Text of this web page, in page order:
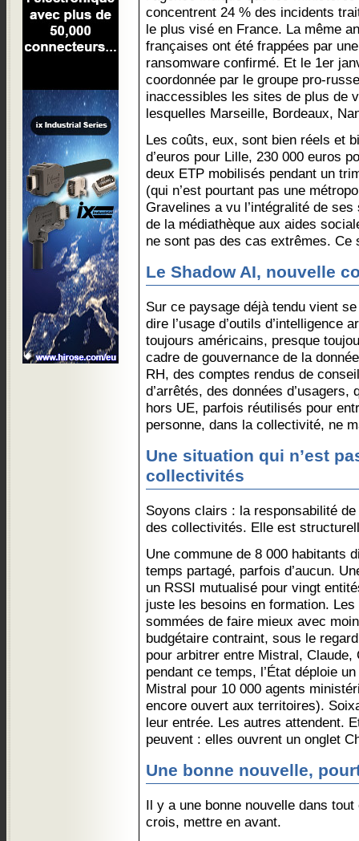
concentrent 24 % des incidents
le plus visé en France. La même
françaises ont été frappées par
ransomware confirmé. Et le 1er
coordonnée par le groupe pro-
inaccessibles les sites de plus de
lesquelles Marseille, Bordeaux,
Les coûts, eux, sont bien réels et
d’euros pour Lille, 230 000 euros
deux ETP mobilisés pendant un
(qui n’est pourtant pas une
Gravelines a vu l’intégralité de
de la médiathèque aux aides
ne sont pas des cas extrêmes. Ce
Le Shadow AI, nouvelle
Sur ce paysage déjà tendu vient
dire l’usage d’outils d’intelligence
toujours américains, presque
cadre de gouvernance de la
RH, des comptes rendus de
d’arrêtés, des données
hors UE, parfois réutilisés pour
personne, dans la collectivité, ne
Une situation qui n’est
collectivités
Soyons clairs : la responsabilité
des collectivités. Elle est
Une commune de 8 000 habitants
temps partagé, parfois d’aucun.
un RSSI mutualisé pour vingt
juste les besoins en formation.
sommées de faire mieux avec
budgétaire contraint, sous le
pour arbitrer entre Mistral, Claude,
pendant ce temps, l’État déploie
Mistral pour 10 000 agents
encore ouvert aux territoires).
leur entrée. Les autres attendent.
peuvent : elles ouvrent un onglet
Une bonne nouvelle,
Il y a une bonne nouvelle dans
crois, mettre en avant.